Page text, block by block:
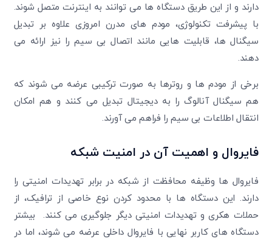
دارند و از این طریق دستگاه ها می توانند به اینترنت متصل شوند.
با پیشرفت تکنولوژی، مودم های مدرن امروزی علاوه بر تبدیل
سیگنال ها، قابلیت هایی مانند اتصال بی سیم را نیز ارائه می
دهند.
برخی از مودم ها و روترها به صورت ترکیبی عرضه می شوند که
هم سیگنال آنالوگ را به دیجیتال تبدیل می کنند و هم امکان
انتقال اطلاعات بی سیم را فراهم می آورند.
فایروال و اهمیت آن در امنیت شبکه
فایروال ها وظیفه محافظت از شبکه در برابر تهدیدات امنیتی را
دارند. این دستگاه ها با محدود کردن نوع خاصی از ترافیک، از
حملات هکری و تهدیدات امنیتی دیگر جلوگیری می کنند. بیشتر
دستگاه های کاربر نهایی با فایروال داخلی عرضه می شوند، اما در